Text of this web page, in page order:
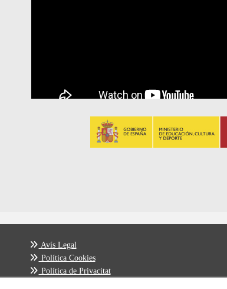
Avís Legal
Política Cookies
Política de Privacitat